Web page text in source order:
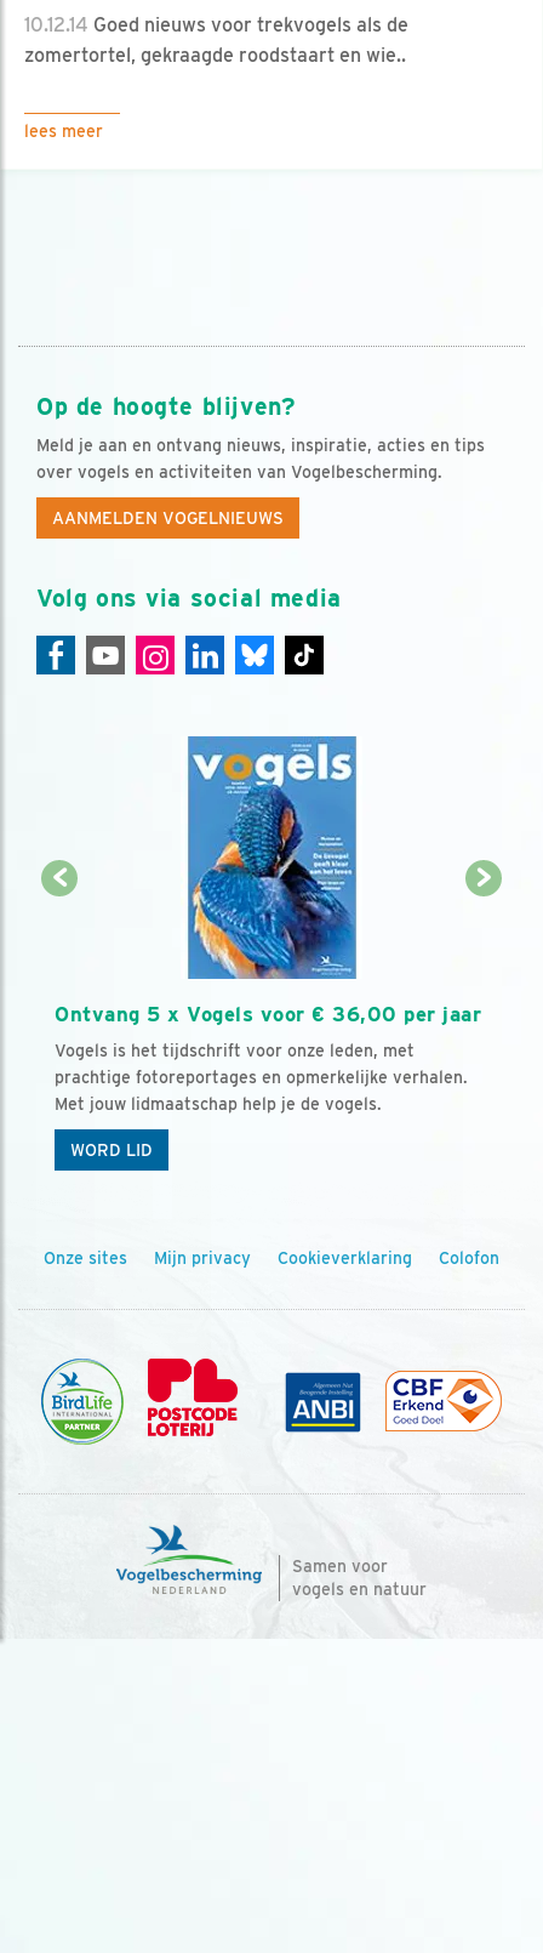
10.12.14 Goed nieuws voor trekvogels als de
zomertortel, gekraagde roodstaart en wie..
lees meer
Op de hoogte blijven?
Meld je aan en ontvang nieuws, inspiratie, acties en tips
over vogels en activiteiten van Vogelbescherming.
AANMELDEN VOGELNIEUWS
Volg ons via social media
Ontvang 5 x Vogels voor € 36,00 per jaar
Vogels is het tijdschrift voor onze leden, met
prachtige fotoreportages en opmerkelijke verhalen.
Met jouw lidmaatschap help je de vogels.
WORD LID
Onze sites Mijn privacy Cookieverklaring Colofon
Samen voor
vogels en natuur